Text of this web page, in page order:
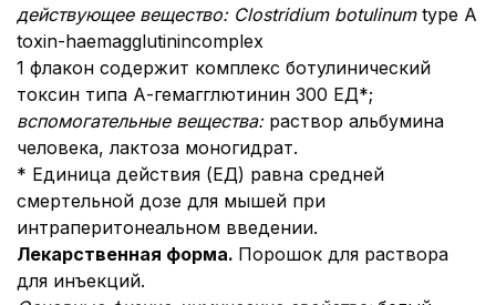
действующее вещество: Clostridium botulinumtype A
toxin-haemagglutinincomplex
1 флакон содержит комплекс ботулинический
токсин типа А-гемагглютинин 300 ЕД*;
вспомогательные вещества: раствор альбумина
человека, лактоза моногидрат.
* Единица действия (ЕД) равна средней
смертельной дозе для мышей при
интраперитонеальном введении.
Лекарственная форма. Порошок для раствора
для инъекций.